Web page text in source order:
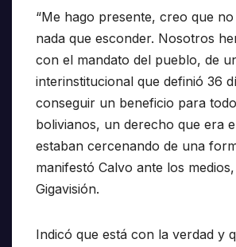
“Me hago presente, creo que
nada que esconder. Nosotros
con el mandato del pueblo, de
interinstitucional que definió 36
conseguir un beneficio para
bolivianos, un derecho que era
estaban cercenando de una
manifestó Calvo ante los
Gigavisión.
Indicó que está con la verdad y